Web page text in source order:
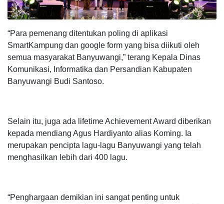
“Para pemenang ditentukan poling di aplikasi
SmartKampung dan google form yang bisa diikuti oleh
semua masyarakat Banyuwangi,” terang Kepala Dinas
Komunikasi, Informatika dan Persandian Kabupaten
Banyuwangi Budi Santoso.
Selain itu, juga ada lifetime Achievement Award diberikan
kepada mendiang Agus Hardiyanto alias Koming. Ia
merupakan pencipta lagu-lagu Banyuwangi yang telah
menghasilkan lebih dari 400 lagu.
“Penghargaan demikian ini sangat penting untuk